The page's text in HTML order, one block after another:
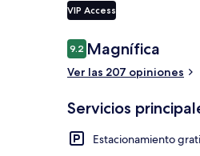
VIP Access
Opiniones
9.29.2 de 10,
Magnífica
Ver las 207 opiniones
Servicios
Estacionamiento